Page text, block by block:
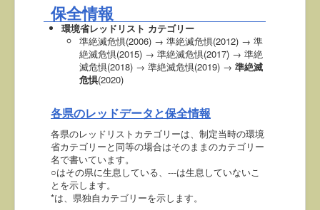
保全情報
環境省レッドリスト カテゴリー
準絶滅危惧(2006) → 準絶滅危惧(2012) → 準
絶滅危惧(2015) → 準絶滅危惧(2017) → 準絶
滅危惧(2018) → 準絶滅危惧(2019) → 準絶滅
危惧(2020)
各県のレッドデータと保全情報
各県のレッドリストカテゴリーは、制定当時の環境
省カテゴリーと同等の場合はそのままのカテゴリー
名で書いています。
○はその県に生息している、---は生息していないこ
とを示します。
*は、県独自カテゴリーを示します。